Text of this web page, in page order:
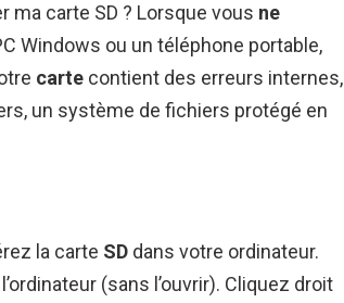
ma carte SD ? Lorsque vous ne
Windows ou un téléphone portable,
carte contient des erreurs internes,
un système de fichiers protégé en
la carte SD dans votre ordinateur.
(sans l’ouvrir). Cliquez droit